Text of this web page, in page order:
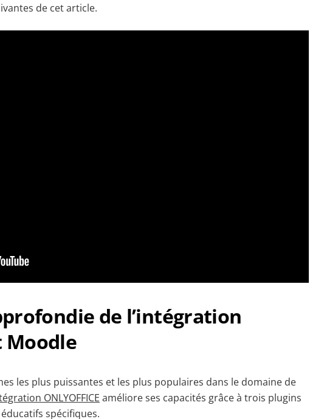
de cet article.
de l’intégration
Moodle
les plus puissantes et les plus populaires dans le domaine de
ONLYOFFICE améliore ses capacités grâce à trois plugins
spécifiques.